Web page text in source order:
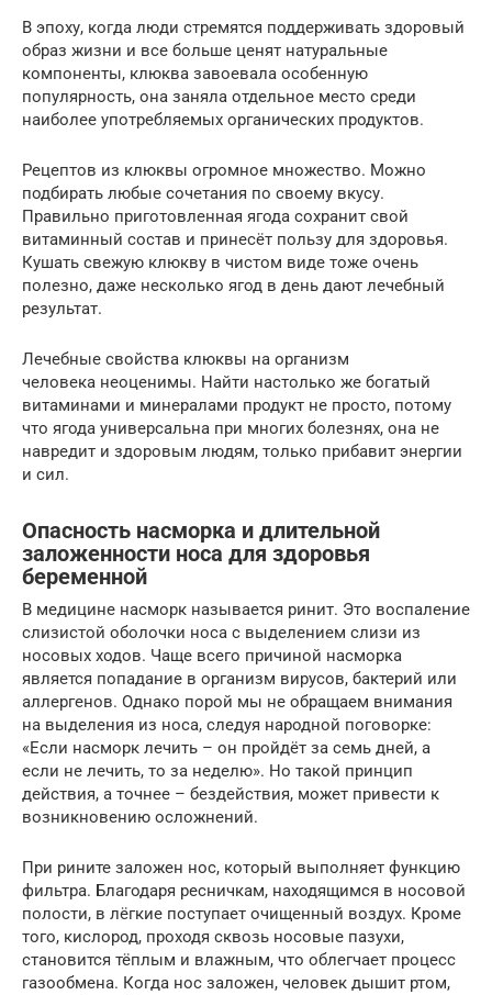
В эпоху, когда люди стремятся поддерживать здоровый
образ жизни и все больше ценят натуральные
компоненты, клюква завоевала особенную
популярность, она заняла отдельное место среди
наиболее употребляемых органических продуктов.
Рецептов из клюквы огромное множество. Можно
подбирать любые сочетания по своему вкусу.
Правильно приготовленная ягода сохранит свой
витаминный состав и принесёт пользу для здоровья.
Кушать свежую клюкву в чистом виде тоже очень
полезно, даже несколько ягод в день дают лечебный
результат.
Лечебные свойства клюквы на организм
человека неоценимы. Найти настолько же богатый
витаминами и минералами продукт не просто, потому
что ягода универсальна при многих болезнях, она не
навредит и здоровым людям, только прибавит энергии
и сил.
Опасность насморка и длительной
заложенности носа для здоровья
беременной
В медицине насморк называется ринит. Это воспаление
слизистой оболочки носа с выделением слизи из
носовых ходов. Чаще всего причиной насморка
является попадание в организм вирусов, бактерий или
аллергенов. Однако порой мы не обращаем внимания
на выделения из носа, следуя народной поговорке:
«Если насморк лечить – он пройдёт за семь дней, а
если не лечить, то за неделю». Но такой принцип
действия, а точнее – бездействия, может привести к
возникновению осложнений.
При рините заложен нос, который выполняет функцию
фильтра. Благодаря ресничкам, находящимся в носовой
полости, в лёгкие поступает очищенный воздух. Кроме
того, кислород, проходя сквозь носовые пазухи,
становится тёплым и влажным, что облегчает процесс
газообмена. Когда нос заложен, человек дышит ртом,